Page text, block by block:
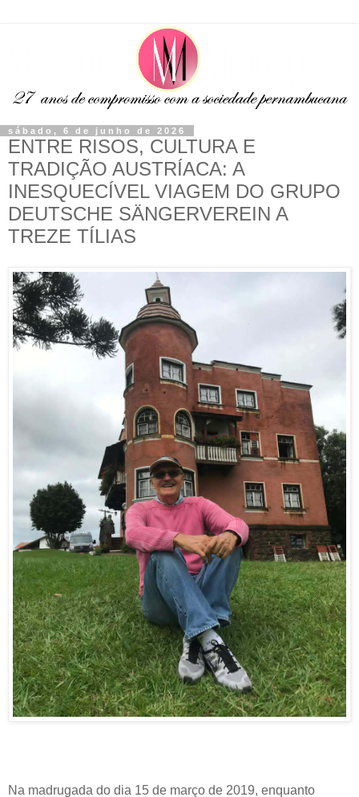
sábado, 6 de junho de 2026
ENTRE RISOS, CULTURA E
TRADIÇÃO AUSTRÍACA: A
INESQUECÍVEL VIAGEM DO GRUPO
DEUTSCHE SÄNGERVEREIN A
TREZE TÍLIAS
Na madrugada do dia 15 de março de 2019, enquanto